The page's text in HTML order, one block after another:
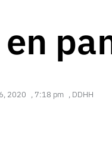
2020 , 7:18 pm , DDHH